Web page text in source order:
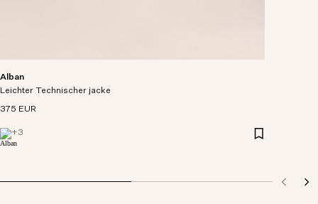
Alban
Leichter Technischer jacke
375 EUR
+3